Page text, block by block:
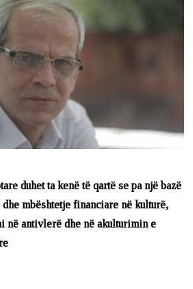
duhet ta kenë të qartë se pa një bazë
mbështetje financiare në kulturë,
në antivlerë dhe në akulturimin e